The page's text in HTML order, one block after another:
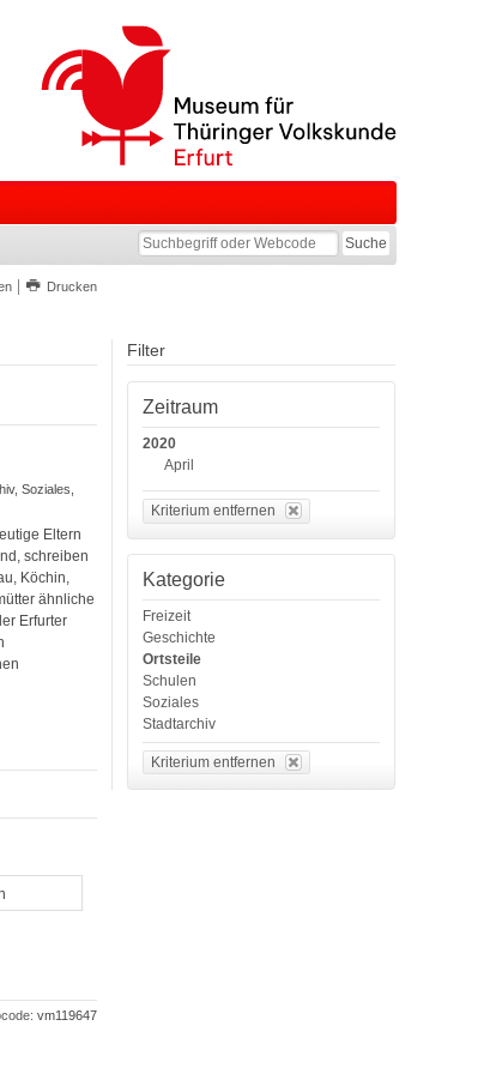
Drucken
Soziales,
Eltern
schreiben
Köchin,
ähnliche
Erfurter
vm119647
Filter
Zeitraum
2020
April
Kriterium entfernen
Kategorie
Freizeit
Geschichte
Ortsteile
Schulen
Soziales
Stadtarchiv
Kriterium entfernen